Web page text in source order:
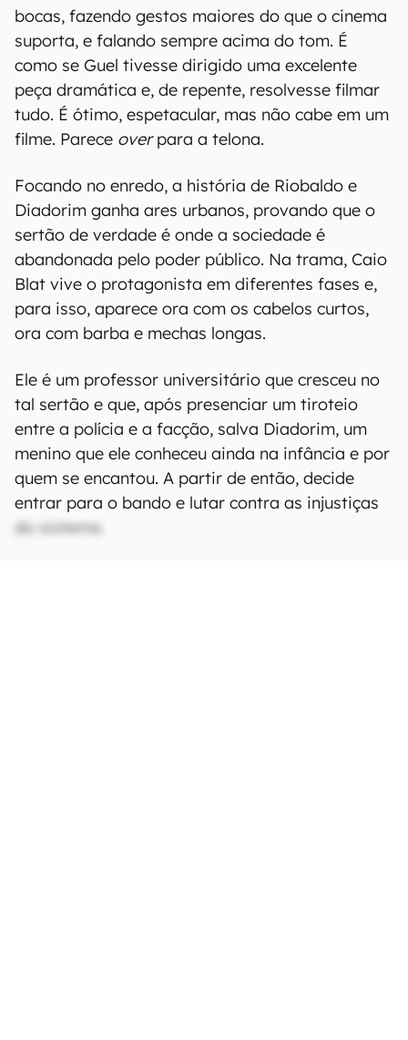
bocas, fazendo gestos maiores do que o cinema
suporta, e falando sempre acima do tom. É
como se Guel tivesse dirigido uma excelente
peça dramática e, de repente, resolvesse filmar
tudo. É ótimo, espetacular, mas não cabe em um
filme. Parece overpara a telona.
Focando no enredo, a história de Riobaldo e
Diadorim ganha ares urbanos, provando que o
sertão de verdade é onde a sociedade é
abandonada pelo poder público. Na trama, Caio
Blat vive o protagonista em diferentes fases e,
para isso, aparece ora com os cabelos curtos,
ora com barba e mechas longas.
Ele é um professor universitário que cresceu no
tal sertão e que, após presenciar um tiroteio
entre a polícia e a facção, salva Diadorim, um
menino que ele conheceu ainda na infância e por
quem se encantou. A partir de então, decide
entrar para o bando e lutar contra as injustiças
do sistema.